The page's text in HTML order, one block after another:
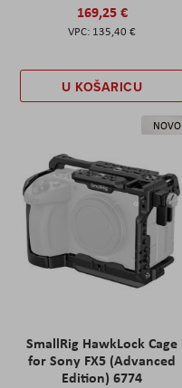
169,25 €
135,40 €
U KOŠARICU
NOVO
SmallRig HawkLock Cage
for Sony FX5 (Advanced
Edition) 6774